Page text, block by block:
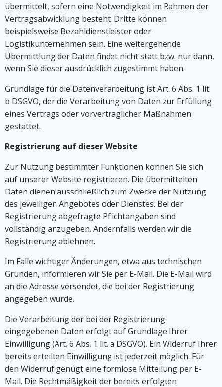
übermittelt, sofern eine Notwendigkeit im Rahmen der
Vertragsabwicklung besteht. Dritte können
beispielsweise Bezahldienstleister oder
Logistikunternehmen sein. Eine weitergehende
Übermittlung der Daten findet nicht statt bzw. nur dann,
wenn Sie dieser ausdrücklich zugestimmt haben.
Grundlage für die Datenverarbeitung ist Art. 6 Abs. 1 lit.
b DSGVO, der die Verarbeitung von Daten zur Erfüllung
eines Vertrags oder vorvertraglicher Maßnahmen
gestattet.
Registrierung auf dieser Website
Zur Nutzung bestimmter Funktionen können Sie sich
auf unserer Website registrieren. Die übermittelten
Daten dienen ausschließlich zum Zwecke der Nutzung
des jeweiligen Angebotes oder Dienstes. Bei der
Registrierung abgefragte Pflichtangaben sind
vollständig anzugeben. Andernfalls werden wir die
Registrierung ablehnen.
Im Falle wichtiger Änderungen, etwa aus technischen
Gründen, informieren wir Sie per E-Mail. Die E-Mail wird
an die Adresse versendet, die bei der Registrierung
angegeben wurde.
Die Verarbeitung der bei der Registrierung
eingegebenen Daten erfolgt auf Grundlage Ihrer
Einwilligung (Art. 6 Abs. 1 lit. a DSGVO). Ein Widerruf Ihrer
bereits erteilten Einwilligung ist jederzeit möglich. Für
den Widerruf genügt eine formlose Mitteilung per E-
Mail. Die Rechtmäßigkeit der bereits erfolgten